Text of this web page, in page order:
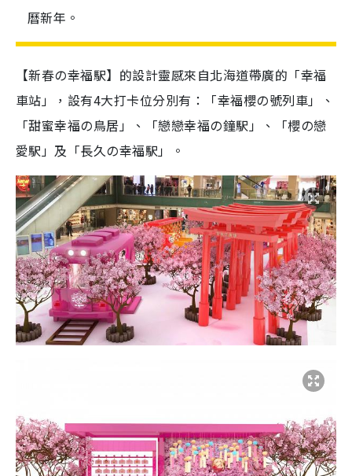
曆新年。
【新春の幸福駅】的設計靈感來自北海道帶廣的「幸福
車站」，設有4大打卡位分別有：「幸福櫻の號列車」、
「甜蜜幸福の鳥居」、「戀戀幸福の鐘駅」、「櫻の戀
愛駅」及「長久の幸福駅」。